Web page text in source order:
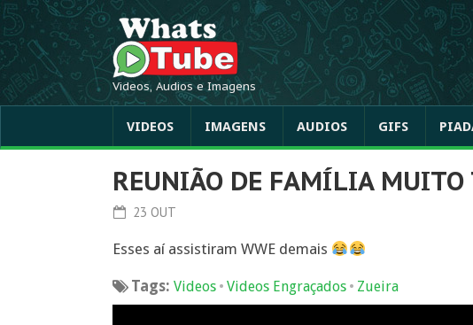
Videos, Audios e Imagens
VIDEOS IMAGENS AUDIOS GIFS
REUNIÃO DE FAMÍLIA
23 OUT
Esses aí assistiram WWE demais
Tags: Videos • Videos Engraçados • Zueira